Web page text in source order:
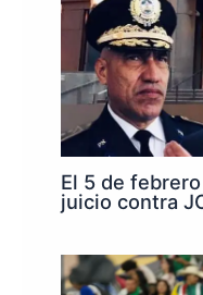
El 5 de
juicio contra